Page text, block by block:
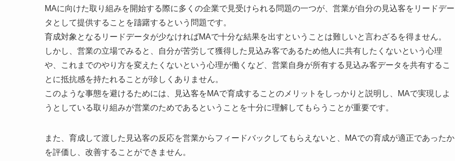
MAに向けた取り組みを開始する際に多くの企業で見受けられる問題の一つが、営業が自分の見込客をリードデー
タとして提供することを躊躇するという問題です。
育成対象となるリードデータが少なければMAで十分な結果を出すということは難しいと言わざるを得ません。
しかし、営業の立場でみると、自分が苦労して獲得した見込み客であるため他人に共有したくないという心理
や、これまでのやり方を変えたくないという心理が働くなど、営業自身が所有する見込み客データを共有するこ
とに抵抗感を持たれることが珍しくありません。
このような事態を避けるためには、見込客をMAで育成することのメリットをしっかりと説明し、MAで実現しよ
うとしている取り組みが営業のためであるということを十分に理解してもらうことが重要です。
また、育成して渡した見込客の反応を営業からフィードバックしてもらえないと、MAでの育成が適正であったか
を評価し、改善することができません。